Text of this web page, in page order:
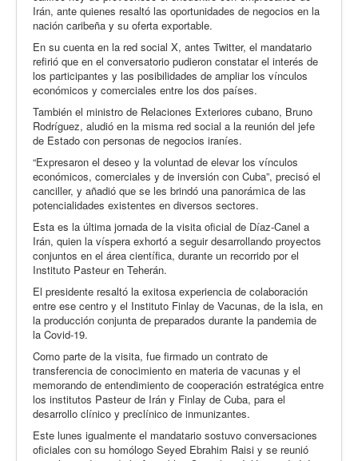
Irán, ante quienes resaltó las oportunidades de negocios en la
nación caribeña y su oferta exportable.
En su cuenta en la red social X, antes Twitter, el mandatario
refirió que en el conversatorio pudieron constatar el interés de
los participantes y las posibilidades de ampliar los vínculos
económicos y comerciales entre los dos países.
También el ministro de Relaciones Exteriores cubano, Bruno
Rodríguez, aludió en la misma red social a la reunión del jefe
de Estado con personas de negocios iraníes.
“Expresaron el deseo y la voluntad de elevar los vínculos
económicos, comerciales y de inversión con Cuba”, precisó el
canciller, y añadió que se les brindó una panorámica de las
potencialidades existentes en diversos sectores.
Esta es la última jornada de la visita oficial de Díaz-Canel a
Irán, quien la víspera exhortó a seguir desarrollando proyectos
conjuntos en el área científica, durante un recorrido por el
Instituto Pasteur en Teherán.
El presidente resaltó la exitosa experiencia de colaboración
entre ese centro y el Instituto Finlay de Vacunas, de la isla, en
la producción conjunta de preparados durante la pandemia de
la Covid-19.
Como parte de la visita, fue firmado un contrato de
transferencia de conocimiento en materia de vacunas y el
memorando de entendimiento de cooperación estratégica entre
los institutos Pasteur de Irán y Finlay de Cuba, para el
desarrollo clínico y preclínico de inmunizantes.
Este lunes igualmente el mandatario sostuvo conversaciones
oficiales con su homólogo Seyed Ebrahim Raisi y se reunió